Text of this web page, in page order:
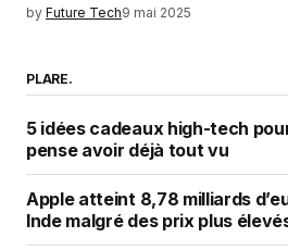
by Future Tech9 mai 2025
PLARE.
5 idées cadeaux high-tech
pense avoir déjà tout vu
Apple atteint 8,78 milliards
Inde malgré des prix plus